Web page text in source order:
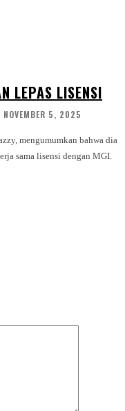
LEPAS LISENSI
NOVEMBER 5, 2025
mengumumkan bahwa dia
sama lisensi dengan MGI.